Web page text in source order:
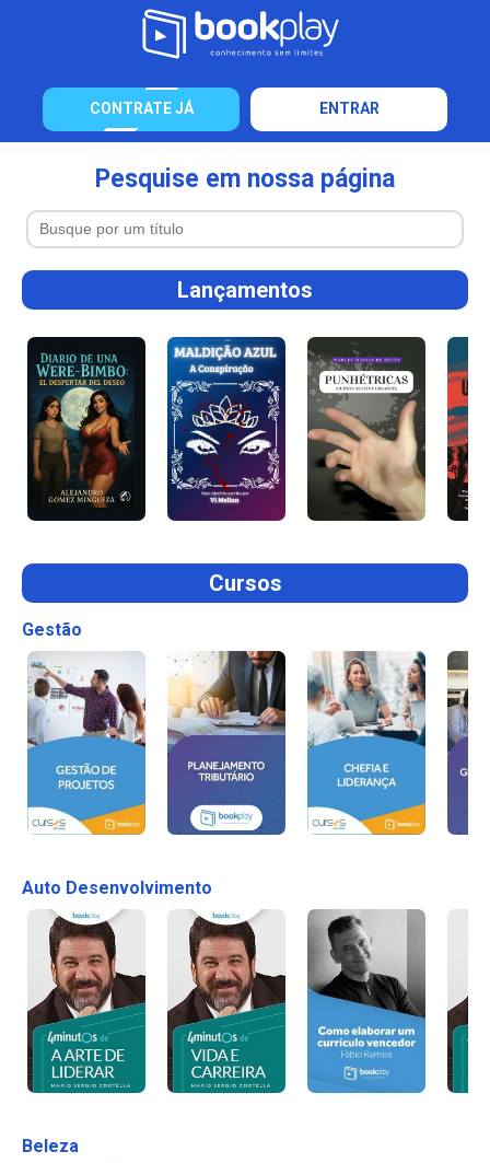
CONTRATE JÁ ENTRAR
Pesquise em nossa página
Lançamentos
Cursos
Gestão
Auto Desenvolvimento
Beleza